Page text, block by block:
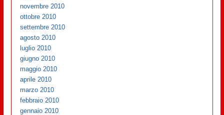
novembre 2010
ottobre 2010
settembre 2010
agosto 2010
luglio 2010
giugno 2010
maggio 2010
aprile 2010
marzo 2010
febbraio 2010
gennaio 2010